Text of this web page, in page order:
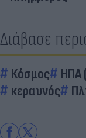
Διάβασε
Κόσμος
ΗΠΑ
κεραυνός